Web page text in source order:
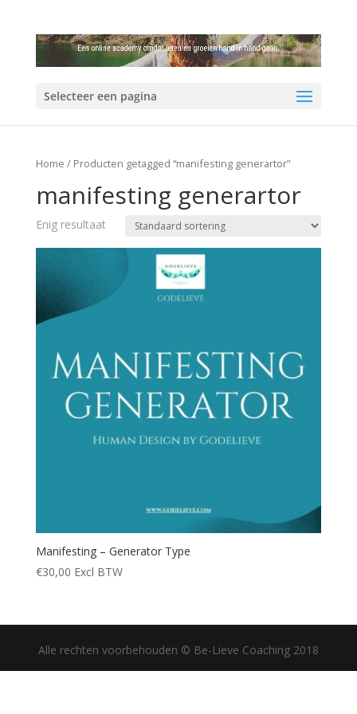
Selecteer een pagina
Home / Producten getagged “manifesting generartor”
manifesting generartor
Enig resultaat
Manifesting – Generator Type
€30,00 Excl BTW
Alle rechten voorbehouden © Be-Lieve Coaching 2018